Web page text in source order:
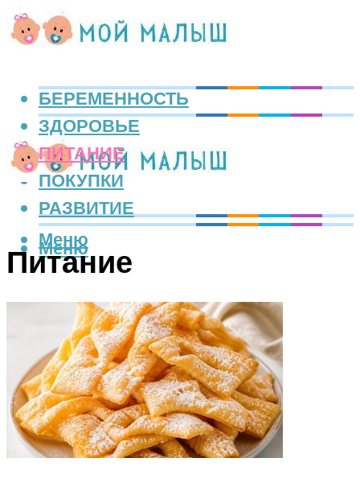
БЕРЕМЕННОСТЬ
ЗДОРОВЬЕ
ПИТАНИЕ
ПОКУПКИ
РАЗВИТИЕ
Меню
Меню
Питание